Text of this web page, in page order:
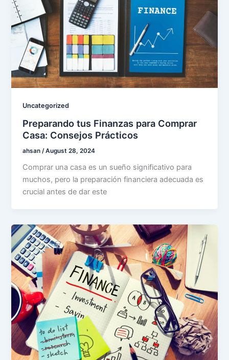
Uncategorized
Preparando tus Finanzas para Comprar
Casa: Consejos Prácticos
ahsan /August 28, 2024
Comprar una casa es un sueño significativo para
muchos, pero la preparación financiera adecuada es
crucial antes de dar este